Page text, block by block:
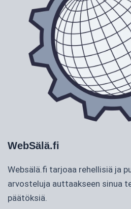
WebSälä.fi
Websälä.fi tarjoaa rehellisiä ja
arvosteluja auttaakseen sinua
päätöksiä.